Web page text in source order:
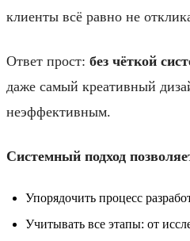
клиенты всё равно не
Ответ прост: без чёткой
даже самый креативный
неэффективным.
Системный подход
Упорядочить процесс
Учитывать все этапы: от